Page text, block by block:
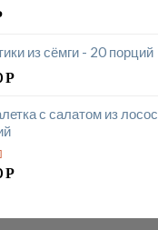
из сёмги - 20 порций
Р
с салатом из
Р